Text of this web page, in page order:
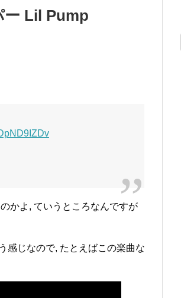
ー Lil Pump
かよ, ていうところなんですが
感じなので, たとえばこの楽曲な